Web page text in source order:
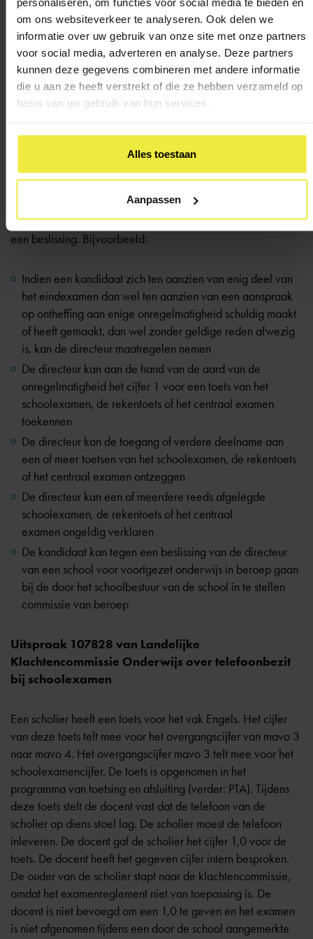
om ons websiteverkeer te analyseren. Ook delen we
informatie over uw gebruik van onze site met onze partners
voor social media, adverteren en analyse. Deze partners
kunnen deze gegevens combineren met andere informatie
die u aan ze heeft verstrekt of die ze hebben verzameld op
basis van uw gebruik van hun services.
Alles toestaan
Aanpassen
van zijn/haar kandidaten af te nemen, kan de directeur
een andere voor het desbetreffende vak bevoegde docent
als plaatsvervanger aanwijzen
Indien een kandidaat bij aanvang van de toets in een
toetsperiode niet aanwezig is, wordt hij tot maximaal
vijftien minuten na aanvang van de toets nog toegelaten
In het examenreglement staat beschreven hoe
onregelmatigheden worden gemeld en waar een
examenkandidaat terecht kan als hij of zij het oneens is met
een beslissing. Bijvoorbeeld:
Indien een kandidaat zich ten aanzien van enig deel van
het eindexamen dan wel ten aanzien van een aanspraak
op ontheffing aan enige onregelmatigheid schuldig maakt
of heeft gemaakt, dan wel zonder geldige reden afwezig
is, kan de directeur maatregelen nemen
De directeur kan aan de hand van de aard van de
onregelmatigheid het cijfer 1 voor een toets van het
schoolexamen, de rekentoets of het centraal examen
toekennen
De directeur kan de toegang of verdere deelname aan
een of meer toetsen van het schoolexamen, de rekentoets
of het centraal examen ontzeggen
De directeur kan een of meerdere reeds afgelegde
schoolexamen, de rekentoets of het centraal
examen ongeldig verklaren
De kandidaat kan tegen een beslissing van de directeur
van een school voor voortgezet onderwijs in beroep gaan
bij de door het schoolbestuur van de school in te stellen
commissie van beroep
Uitspraak 107828 van Landelijke
Klachtencommissie Onderwijs over telefoonbezit
bij schoolexamen
Een scholier heeft een toets voor het vak Engels. Het cijfer
van deze toets telt mee voor het overgangscijfer van mavo 3
naar mavo 4. Het overgangscijfer mavo 3 telt mee voor het
schoolexamencijfer. De toets is opgenomen in het
programma van toetsing en afsluiting (verder: PTA). Tijdens
deze toets stelt de docent vast dat de telefoon van de
scholier op diens stoel lag. De scholier moest de telefoon
inleveren. De docent gaf de scholier het cijfer 1,0 voor de
toets. De docent heeft het gegeven cijfer intern besproken.
De ouder van de scholier stapt naar de klachtencommissie,
omdat het examenreglement niet van toepassing is. De
docent is niet bevoegd om een 1,0 te geven en het examen
is niet afgenomen tijdens een door de school aangemerkte